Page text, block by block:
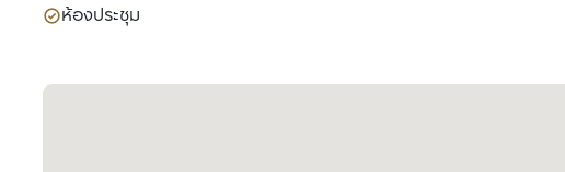
ห้องประชุม